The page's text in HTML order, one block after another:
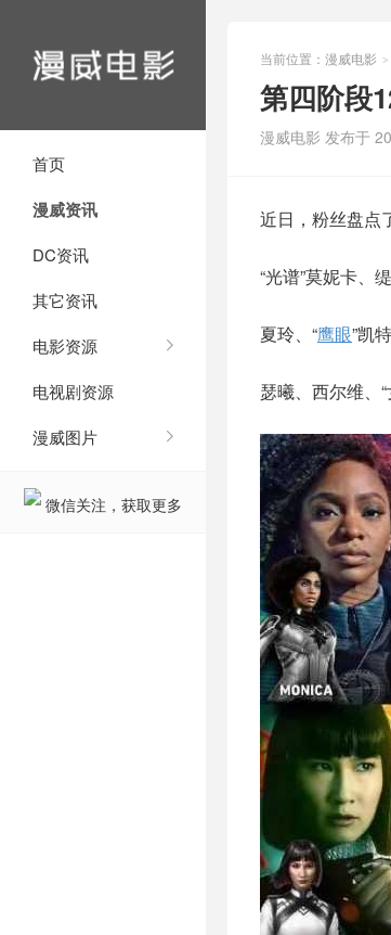
首页
漫威资讯
DC资讯
其它资讯
电影资源
电视剧资源
漫威图片
微信关注，获取更多
当前位置： 漫威电影 >
第四阶段
漫威电影 发布于
近日，粉丝盘点
“光谱”莫妮卡、
夏玲、“鹰眼”凯
瑟曦、西尔维、